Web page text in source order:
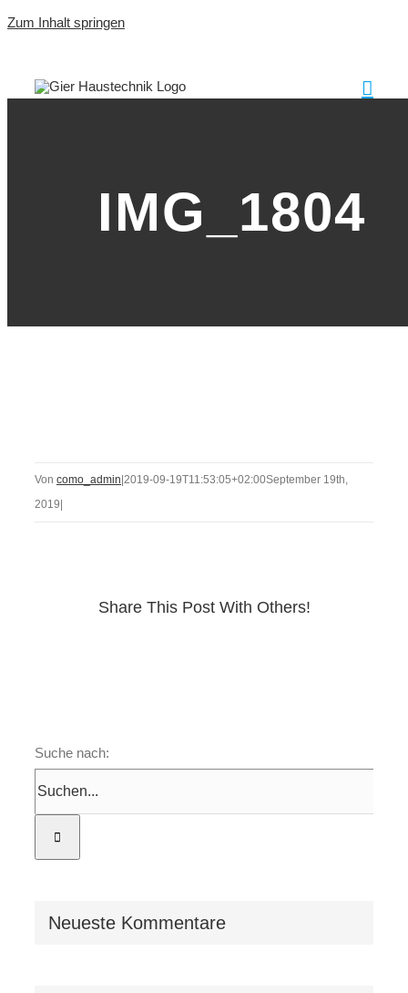
Zum Inhalt springen
IMG_1804
Von como_admin 2019-09-19T11:53:05+02:00September 19th,
2019
Share This Post With Others!
Suche nach:
Neueste Kommentare